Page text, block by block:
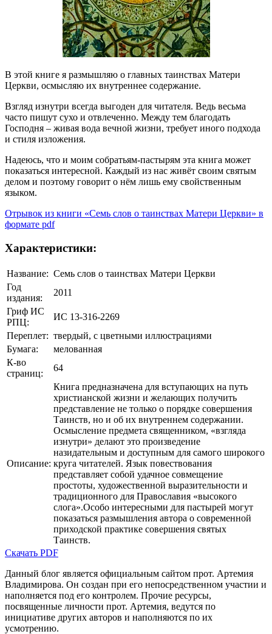
В этой книге я размышляю о главных таинствах Матери
Церкви, осмысляю их внутреннее содержание.
Взгляд изнутри всегда выгоден для читателя. Ведь весьма
часто пишут сухо и отвлеченно. Между тем благодать
Господня – живая вода вечной жизни, требует иного подхода
и стиля изложения.
Надеюсь, что и моим собратьям-пастырям эта книга может
показаться интересной. Каждый из нас живёт своим святым
делом и поэтому говорит о нём лишь ему свойственным
языком.
Отрывок из книги «Семь слов о таинствах Матери Церкви» в
формате pdf
Характеристики:
Название: Семь слов о таинствах Матери Церкви
Год
издания:
2011
Гриф ИС
РПЦ:
ИС 13-316-2269
Переплет: твердый, с цветными иллюстрациями
Бумага:
мелованная
К-во
страниц:
64
Описание:
Книга предназначена для вступающих на путь
христианской жизни и желающих получить
представление не только о порядке совершения
Таинств, но и об их внутреннем содержании.
Осмысление предмета священником, «взгляда
изнутри» делают это произведение
назидательным и доступным для самого широкого
круга читателей. Язык повествования
представляет собой удачное совмещение
простоты, художественной выразительности и
традиционного для Православия «высокого
слога».Особо интересными для пастырей могут
показаться размышления автора о современной
приходской практике совершения святых
Таинств.
Скачать PDF
Данный блог является официальным сайтом прот. Артемия
Владимирова. Он создан при его непосредственном участии и
наполняется под его контролем. Прочие ресурсы,
посвященные личности прот. Артемия, ведутся по
инициативе других авторов и наполняются по их
усмотрению.